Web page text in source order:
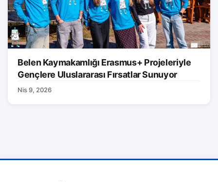
Belen Kaymakamlığı Erasmus+ Projeleriyle
Gençlere Uluslararası Fırsatlar Sunuyor
Nis 9, 2026